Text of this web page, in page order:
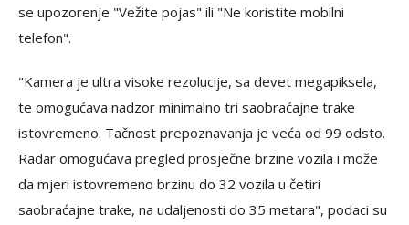
se upozorenje "Vežite pojas" ili "Ne koristite mobilni
telefon".
"Kamera je ultra visoke rezolucije, sa devet megapiksela,
te omogućava nadzor minimalno tri saobraćajne trake
istovremeno. Tačnost prepoznavanja je veća od 99 odsto.
Radar omogućava pregled prosječne brzine vozila i može
da mjeri istovremeno brzinu do 32 vozila u četiri
saobraćajne trake, na udaljenosti do 35 metara", podaci su